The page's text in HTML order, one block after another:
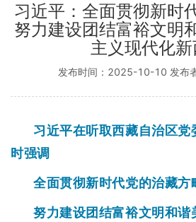
习近平：全面贯彻新时
努力建设团结富裕文明
主义现代化
发布时间：2025-10-10 发布
习近平在听取西藏自治区
时强调
全面贯彻新时代党的治藏方
努力建设团结富裕文明和